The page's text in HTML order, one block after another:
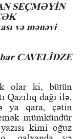
SEÇMƏYİN
və mənəvi
CAVELİDZE
olar ki, bütün
Qazılıq dağı ilə,
ya qara, çətin
mümkündür
kimi oğuz